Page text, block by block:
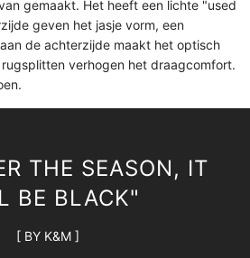
gemaakt. Het heeft een lichte "used
geven het jasje vorm, een
de achterzijde maakt het optisch
rugsplitten verhogen het draagcomfort.
THE SEASON, IT
BE BLACK"
[ BY K&M ]